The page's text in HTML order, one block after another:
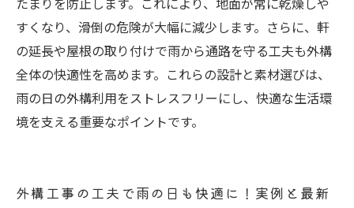
すくなり、滑倒の危険が大幅に減少します。さらに、軒
の延長や屋根の取り付けで雨から通路を守る工夫も外構
全体の快適性を高めます。これらの設計と素材選びは、
雨の日の外構利用をストレスフリーにし、快適な生活環
境を支える重要なポイントです。
外構工事の工夫で雨の日も快適に！実例と最新